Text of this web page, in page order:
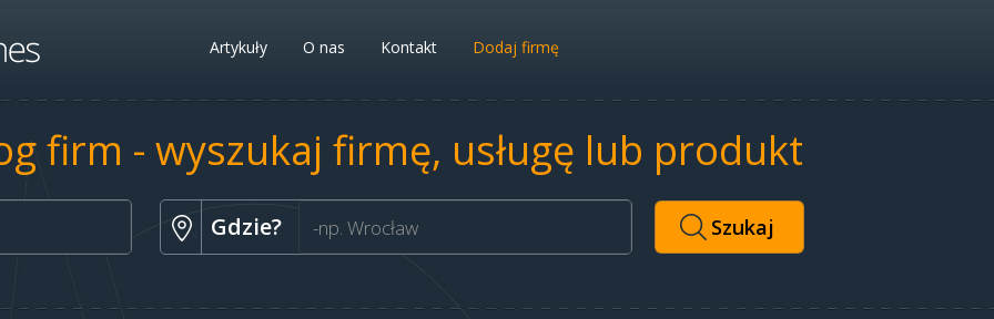
Artykuły O nas Kontakt Dodaj firmę
firm - wyszukaj firmę, usługę lub produkt
Gdzie?